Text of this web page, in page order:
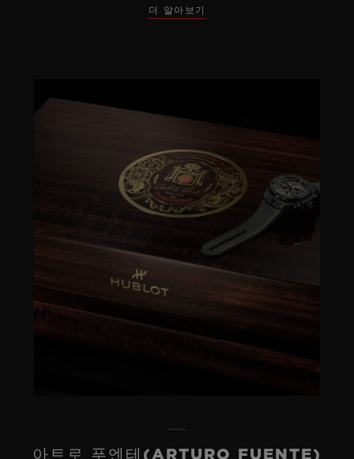
더 알아보기
아트로 푸엔테(ARTURO FUENTE)